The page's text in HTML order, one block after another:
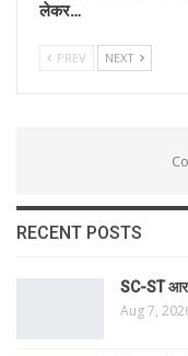
लेकर…
PREV NEXT
RECENT POSTS
SC-ST
Aug 7,